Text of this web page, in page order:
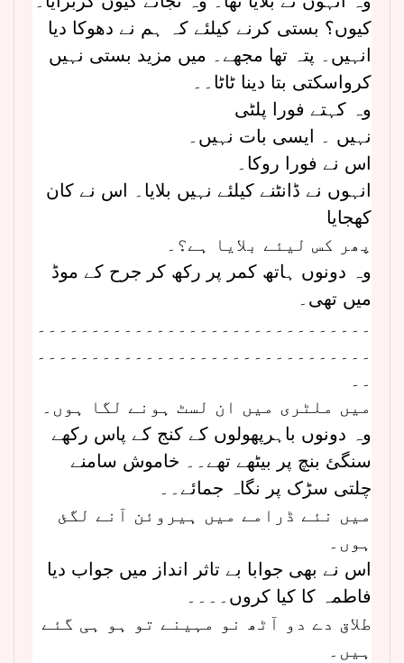
کیوں؟ بستی کرنے کیلئے کہ ہم نے دھوکا دیا
انہیں۔ پتہ تھا مجھے۔ میں مزید بستی نہیں
کرواسکتی بتا دینا ٹاٹا۔۔
وہ کہتے فورا پلٹی
نہیں ۔ ایسی بات نہیں۔
اس نے فورا روکا۔
انہوں نے ڈانٹنے کیلئے نہیں بلایا۔ اس نے کان
کھجایا
پھر کس لیئے بلایا ہے؟۔
وہ دونوں ہاتھ کمر پر رکھ کر جرح کے موڈ
میں تھی۔
۔۔۔۔۔۔۔۔۔۔۔۔۔۔۔۔۔۔۔۔۔۔۔۔۔۔۔۔۔۔۔
۔۔۔۔۔۔۔۔۔۔۔۔۔۔۔۔۔۔۔۔۔۔۔۔۔۔۔۔۔۔۔
۔۔
میں ملٹری میں ان لسٹ ہونے لگا ہوں۔
وہ دونوں باہرپھولوں کے کنج کے پاس رکھے
سنگئ بنچ پر بیٹھے تھے۔۔ خاموش سامنے
چلتی سڑک پر نگاہ جمائے۔۔
میں نئے ڈرامے میں ہیروئن آنے لگئ
ہوں۔
اس نے بھی جوابا بے تاثر انداز میں جواب دیا
فاطمہ کا کیا کروں۔۔۔۔
طلاق دے دو آٹھ نو مہینے تو ہو ہی گئے
ہیں۔